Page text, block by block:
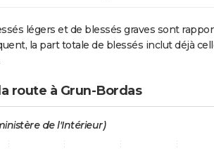
légers et de blessés graves sont
la part totale de blessés inclut déjà
route à Grun-Bordas
de l'Intérieur)